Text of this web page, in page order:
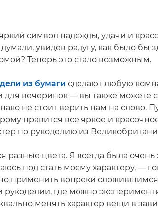
символ надежды, удачи и
увидев радугу, как было бы
Теперь это стало возможным.
из бумаги сделают любую
вечеринок — вы также можете
не стоит верить нам на слово.
нравится все яркое и
по рукоделию из
разные цвета. Я всегда была
под стать моему характеру, —
применить вопреки
рукоделии, где можно
менять характер вещи в